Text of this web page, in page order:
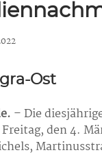
Ost
– Die
den 4.